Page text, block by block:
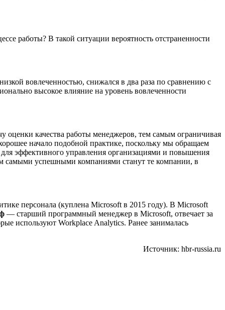
работы? В такой ситуации вероятность отстраненности
вовлеченностью, снижался в два раза по сравнению с
высокое влияние на уровень вовлеченности
оценки качества работы менеджеров, тем самым ограничивая
начало подобной практике, поскольку мы обращаем
эффективного управления организациями и повышения
самыми успешными компаниями станут те компании, в
персонала (куплена Microsoft в 2015 году). В Microsoft
— старший программный менеджер в Microsoft, отвечает за
используют Workplace Analytics. Ранее занималась
Источник: hbr-russia.ru